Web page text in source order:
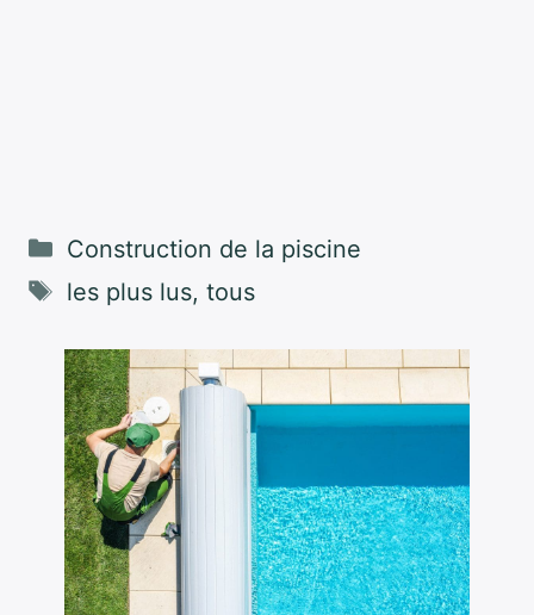
Catégories
Construction de la piscine
Étiquettes
les plus lus, tous